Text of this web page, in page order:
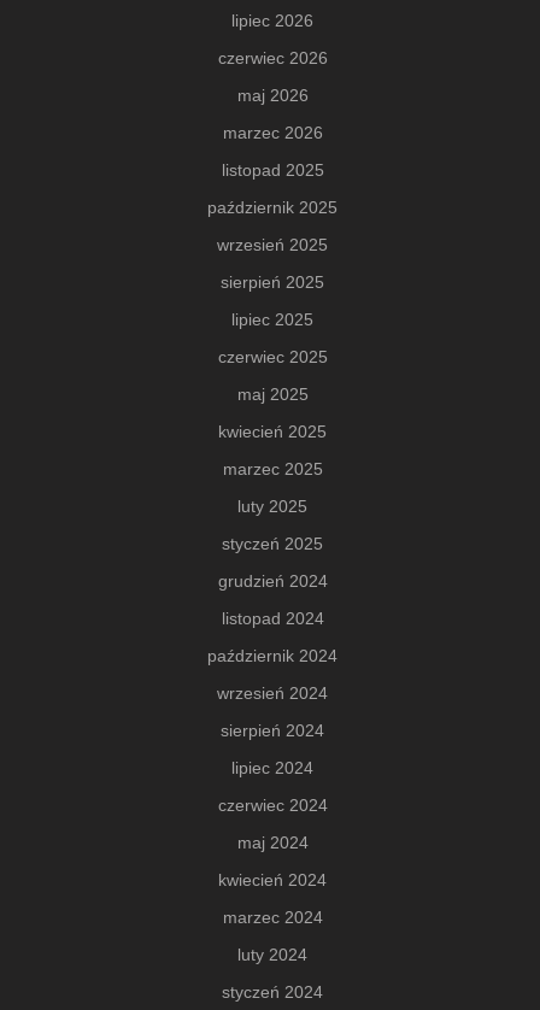
lipiec 2026
czerwiec 2026
maj 2026
marzec 2026
listopad 2025
październik 2025
wrzesień 2025
sierpień 2025
lipiec 2025
czerwiec 2025
maj 2025
kwiecień 2025
marzec 2025
luty 2025
styczeń 2025
grudzień 2024
listopad 2024
październik 2024
wrzesień 2024
sierpień 2024
lipiec 2024
czerwiec 2024
maj 2024
kwiecień 2024
marzec 2024
luty 2024
styczeń 2024